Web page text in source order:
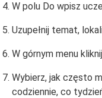
W polu Do wpisz
Uzupełnij temat,
W górnym menu
Wybierz, jak często
codziennie, co